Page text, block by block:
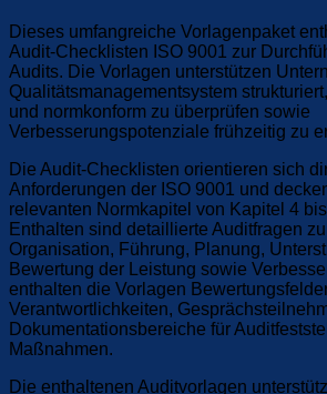
Dieses umfangreiche Vorlagenpaket
Audit-Checklisten ISO 9001 zur
Audits. Die Vorlagen unterstützen
Qualitätsmanagementsystem
und normkonform zu überprüfen sowie
Verbesserungspotenziale frühzeitig zu
Die Audit-Checklisten orientieren sich
Anforderungen der ISO 9001 und
relevanten Normkapitel von Kapitel 4
Enthalten sind detaillierte Auditfragen
Organisation, Führung, Planung,
Bewertung der Leistung sowie
enthalten die Vorlagen
Verantwortlichkeiten,
Dokumentationsbereiche für
Maßnahmen.
Die enthaltenen Auditvorlagen